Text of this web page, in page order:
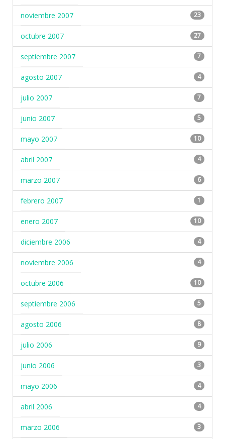
noviembre 2007 23
octubre 2007 27
septiembre 2007 7
agosto 2007 4
julio 2007 7
junio 2007 5
mayo 2007 10
abril 2007 4
marzo 2007 6
febrero 2007 1
enero 2007 10
diciembre 2006 4
noviembre 2006 4
octubre 2006 10
septiembre 2006 5
agosto 2006 8
julio 2006 9
junio 2006 3
mayo 2006 4
abril 2006 4
marzo 2006 3